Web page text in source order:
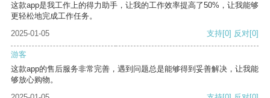
这款app是我工作上的得力助手，让我的工作效率提高了50%，让我能够
更轻松地完成工作任务。
2025-01-05
支持[0] 反对[0]
游客
这款app的售后服务非常完善，遇到问题总是能够得到妥善解决，让我能
够放心购物。